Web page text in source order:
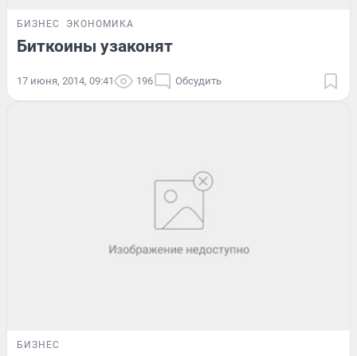
БИЗНЕС ЭКОНОМИКА
Биткоины узаконят
17 июня, 2014, 09:41 196 Обсудить
БИЗНЕС